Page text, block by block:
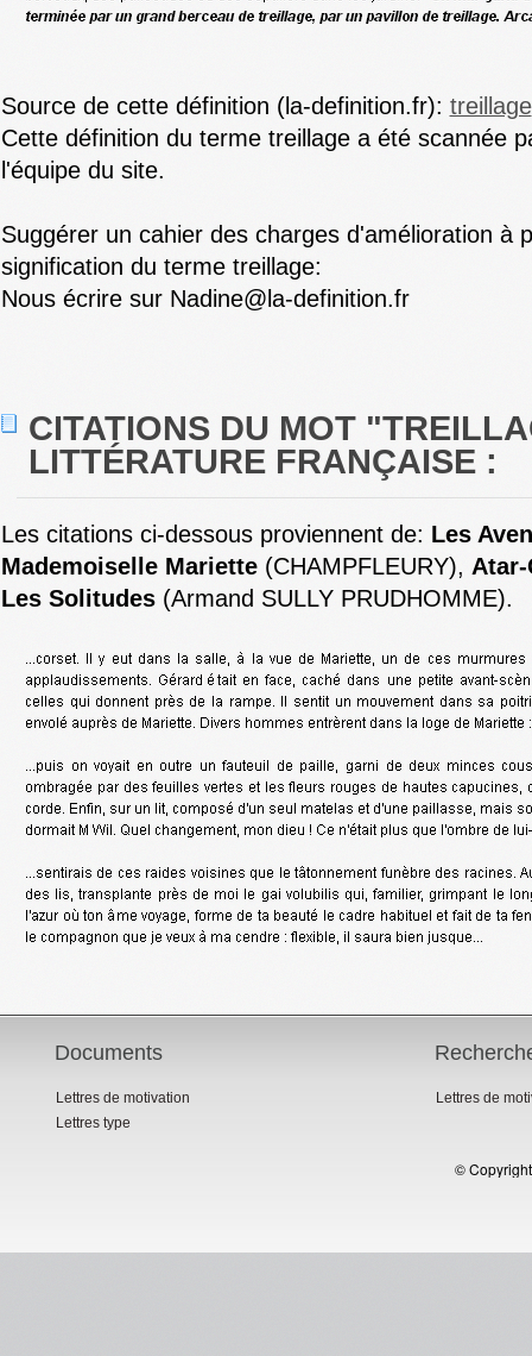
Source de cette définition (la-definition.fr): treillage
Cette définition du terme treillage a été scannée
l'équipe du site.
Suggérer un cahier des charges d'amélioration à
signification du terme treillage:
Nous écrire sur Nadine@la-definition.fr
CITATIONS DU MOT
LITTÉRATURE FRANÇAISE :
Les citations ci-dessous proviennent de: Les
Mademoiselle Mariette(CHAMPFLEURY),
Les Solitudes(Armand SULLY PRUDHOMME).
Documents
Lettres de motivation
Lettres type
Lettres de
©